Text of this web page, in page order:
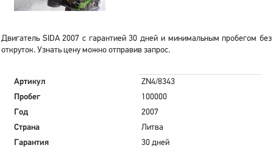
Двигатель SIDA 2007 с гарантией 30 дней и минимальным пробегом без
откруток. Узнать цену можно отправив запрос.
Артикул
ZN4/8343
Пробег
100000
Год
2007
Страна
Литва
Гарантия
30 дней